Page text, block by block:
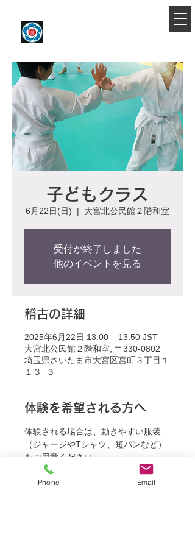
子どもクラス
6月22日(日)
  |
大宮北公民館２階和室
受付が終了しました
他のイベントを見る
稽古の詳細
2025年6月22日 13:00 – 13:50 JST
大宮北公民館２階和室, 〒330-0802
埼玉県さいたま市大宮区宮町３丁目１
１３−３
体験を希望される方へ
体験される場合は、動きやすい服装
（ジャージやTシャツ、短パンなど）
をご用意ください。
Phone Email